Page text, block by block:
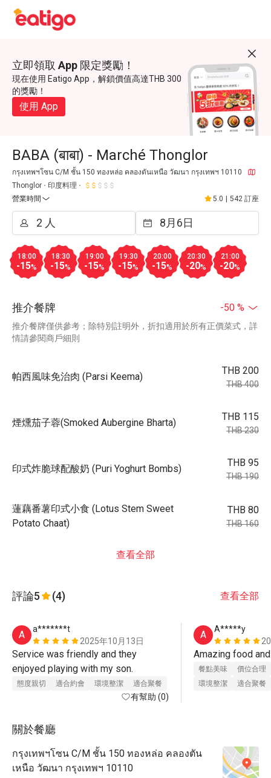
立即領取 App 限定獎勵！
現在使用 Eatigo App，解鎖價值高達THB 300
的獎勵！
使用 App
BABA (बाबा) - Marché Thonglor
กรุงเทพฯโซน C/M ชั้น 150 ทองหล่อ คลองตันเหนือ วัฒนา กรุงเทพฯ 10110
Thonglor
印度料理
營業時間
5.0 542 訂座
18:00
-15%
18:30
-15%
19:00
-15%
19:30
-15%
20:00
-15%
20:30
-20%
21:00
-20%
推介餐牌 -50 %
推介餐牌僅供參考；除特別註明外，折扣適用於所有正價菜式，詳
情請參閱商戶細則
帕西風味免治肉 (Parsi Keema)
THB 200
THB 400
煙燻茄子蓉(Smoked Aubergine Bharta)
THB 115
THB 230
印式炸脆球配酸奶 (Puri Yoghurt Bombs)
THB 95
THB 190
蓮藕番薯印式小食 (Lotus Stem Sweet
Potato Chaat)
THB 80
THB 160
查看全部
評論5 (4) 查看全部
A
a*******t
2025年10月13日
Service was friendly and they
enjoyed playing with my son.
態度親切 適合約會 環境整潔 適合聚餐
有幫助 (0)
A
A*****y
餐點美味
價位合理
環境整潔
適合聚餐
關於餐廳
กรุงเทพฯโซน C/M ชั้น 150 ทองหล่อ คลองตัน
เหนือ วัฒนา กรุงเทพฯ 10110